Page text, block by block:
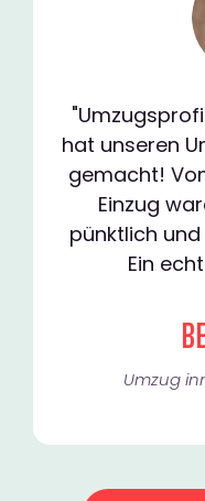
hat unseren
gemacht!
Einzug
pünktlich
Ein
Umzug